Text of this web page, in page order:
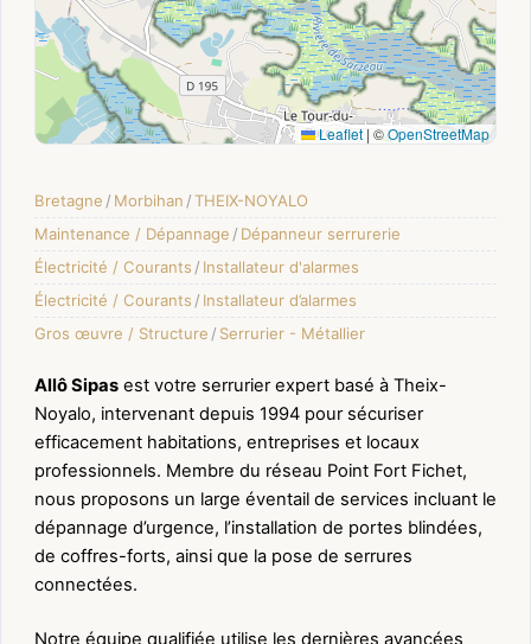
Leaflet | ©OpenStreetMap
Bretagne / Morbihan /THEIX-NOYALO
Maintenance / Dépannage / Dépanneur serrurerie
Électricité / Courants / Installateur d'alarmes
Électricité / Courants / Installateur d’alarmes
Gros œuvre / Structure / Serrurier - Métallier
Allô Sipas est votre serrurier expert basé à Theix-
Noyalo, intervenant depuis 1994 pour sécuriser
efficacement habitations, entreprises et locaux
professionnels. Membre du réseau Point Fort Fichet,
nous proposons un large éventail de services incluant le
dépannage d’urgence, l’installation de portes blindées,
de coffres-forts, ainsi que la pose de serrures
connectées.
Notre équipe qualifiée utilise les dernières avancées